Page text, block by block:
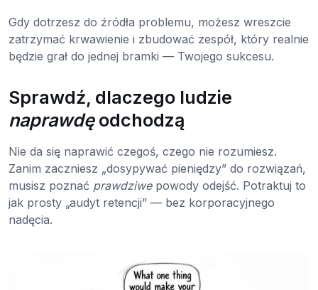
Gdy dotrzesz do źródła problemu, możesz wreszcie
zatrzymać krwawienie i zbudować zespół, który realnie
będzie grał do jednej bramki — Twojego sukcesu.
Sprawdź, dlaczego ludzie
naprawdęodchodzą
Nie da się naprawić czegoś, czego nie rozumiesz.
Zanim zaczniesz „dosypywać pieniędzy” do rozwiązań,
musisz poznać prawdziwepowody odejść. Potraktuj to
jak prosty „audyt retencji” — bez korporacyjnego
nadęcia.